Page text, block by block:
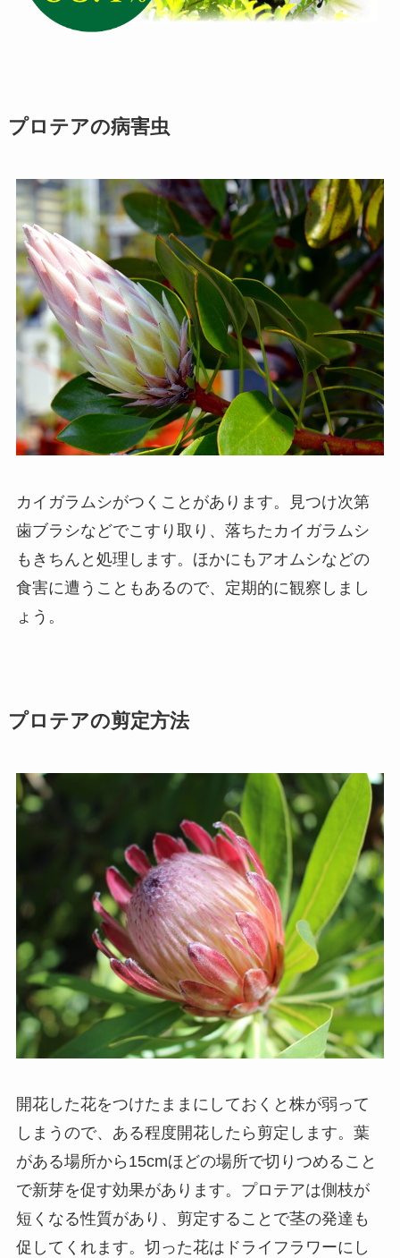
プロテアの病害虫
カイガラムシがつくことがあります。見つけ次第
歯ブラシなどでこすり取り、落ちたカイガラムシ
もきちんと処理します。ほかにもアオムシなどの
食害に遭うこともあるので、定期的に観察しまし
ょう。
プロテアの剪定方法
開花した花をつけたままにしておくと株が弱って
しまうので、ある程度開花したら剪定します。葉
がある場所から15cmほどの場所で切りつめること
で新芽を促す効果があります。プロテアは側枝が
短くなる性質があり、剪定することで茎の発達も
促してくれます。切った花はドライフラワーにし